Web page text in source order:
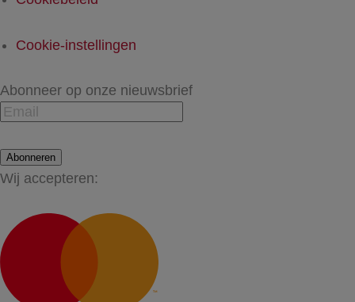
Cookie-instellingen
Abonneer op onze nieuwsbrief
Abonneren
Wij accepteren: